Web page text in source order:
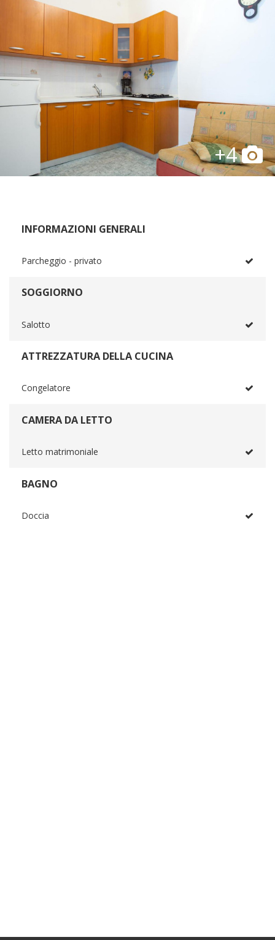
+4
INFORMAZIONI GENERALI
Parcheggio - privato
SOGGIORNO
Salotto
ATTREZZATURA DELLA CUCINA
Congelatore
CAMERA DA LETTO
Letto matrimoniale
BAGNO
Doccia